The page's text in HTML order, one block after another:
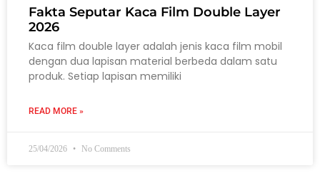
Fakta Seputar Kaca Film Double Layer
2026
Kaca film double layer adalah jenis kaca film mobil
dengan dua lapisan material berbeda dalam satu
produk. Setiap lapisan memiliki
READ MORE »
25/04/2026 No Comments